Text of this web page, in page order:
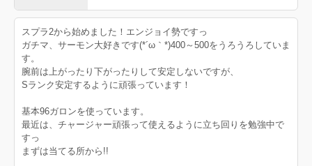
スプラ2から始めました！エンジョイ勢ですっ
ガチマ、サーモン大好きです(*´ω｀*)400～500をうろうろしていま
す。
腕前は上がったり下がったりして安定しないですが、
Sランク安定するように頑張っています！
基本96ガロンを使っています。
最近は、チャージャー頑張って使えるように立ち回りを勉強中で
すっ
まずは当てる所から!!